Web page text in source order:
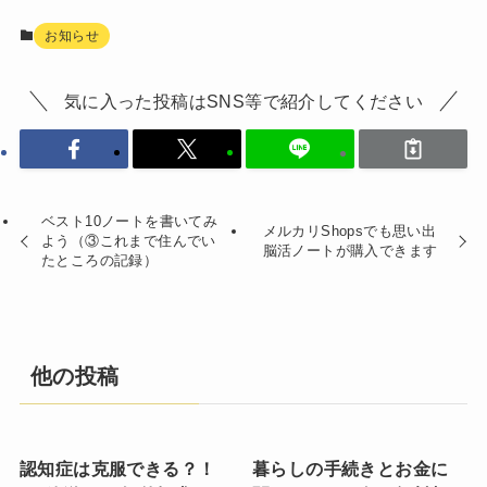
お知らせ
気に入った投稿はSNS等で紹介してください
ベスト10ノートを書いてみ
よう（③これまで住んでい
たところの記録）
メルカリShopsでも思い出
脳活ノートが購入できます
他の投稿
認知症は克服できる？！
暮らしの手続きとお金に